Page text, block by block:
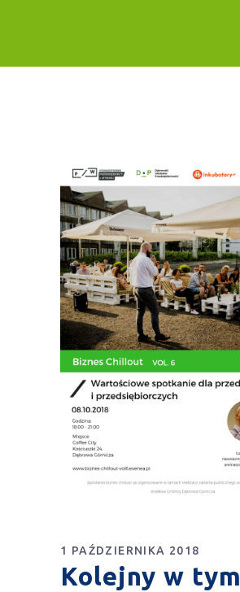
1 PAŹDZIERNIKA 2018
Kolejny w tym